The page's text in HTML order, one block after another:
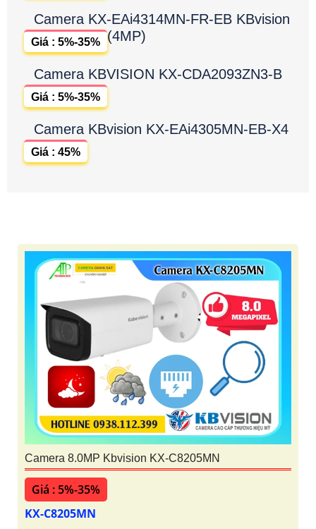
Camera KX-EAi4314MN-FR-EB KBvision
(4MP)
Giá : 5%-35%
Camera KBVISION KX-CDA2093ZN3-B
Giá : 5%-35%
Camera KBvision KX-EAi4305MN-EB-X4
Giá : 45%
Camera 8.0MP Kbvision KX-C8205MN
Giá : 5%-35%
KX-C8205MN